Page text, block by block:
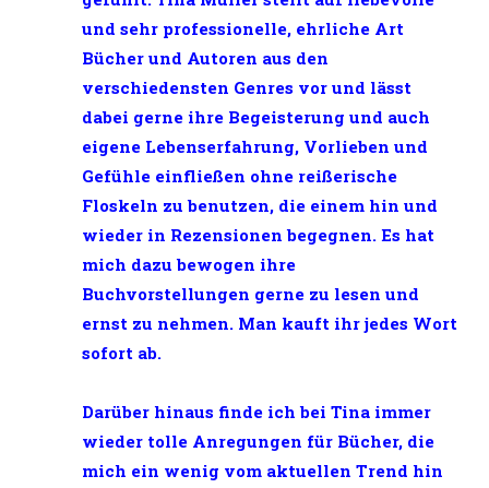
und sehr professionelle, ehrliche Art
Bücher und Autoren aus den
verschiedensten Genres vor und lässt
dabei gerne ihre Begeisterung und auch
eigene Lebenserfahrung, Vorlieben und
Gefühle einfließen ohne reißerische
Floskeln zu benutzen, die einem hin und
wieder in Rezensionen begegnen. Es hat
mich dazu bewogen ihre
Buchvorstellungen gerne zu lesen und
ernst zu nehmen. Man kauft ihr jedes Wort
sofort ab.
Darüber hinaus finde ich bei Tina immer
wieder tolle Anregungen für Bücher, die
mich ein wenig vom aktuellen Trend hin